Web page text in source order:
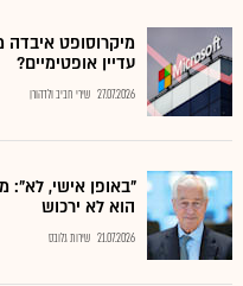
מיקרוסופט איבדה
עדיין אופטימיים?
27.07.2026 שירי חביב ולדהורן
"באופן אישי, לא":
הוא לא ירכוש
21.07.2026 שירות גלובס